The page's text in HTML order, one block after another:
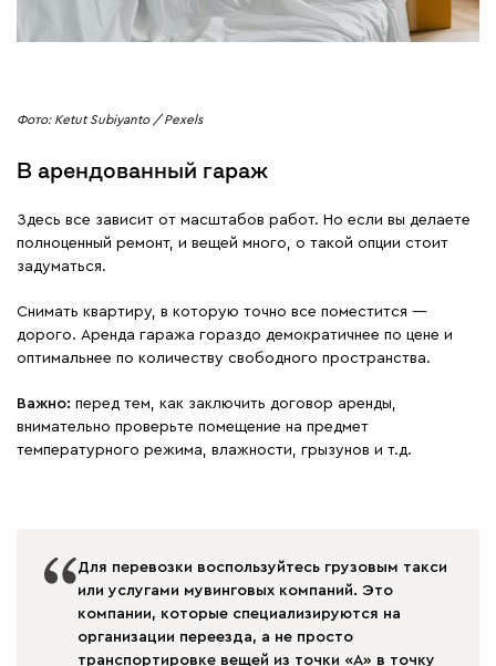
Фото: Ketut Subiyanto / Pexels
В арендованный гараж
Здесь все зависит от масштабов работ. Но если вы делаете
полноценный ремонт, и вещей много, о такой опции стоит
задуматься.
Снимать квартиру, в которую точно все поместится —
дорого. Аренда гаража гораздо демократичнее по цене и
оптимальнее по количеству свободного пространства.
Важно: перед тем, как заключить договор аренды,
внимательно проверьте помещение на предмет
температурного режима, влажности, грызунов и т.д.
Для перевозки воспользуйтесь грузовым такси
или услугами мувинговых компаний. Это
компании, которые специализируются на
организации переезда, а не просто
транспортировке вещей из точки «А» в точку